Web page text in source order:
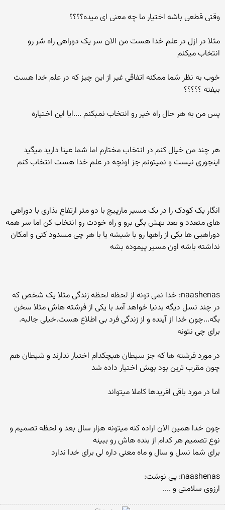
وقتی قطعی باشه اختیار ما چه معنی ای میده؟؟؟؟
مثلا در ازل در علم خدا هست من الان سر یک دوراهی راه شر رو
انتخاب میکنم
خوب به نظر شما ممکنه اتفاقی غیر از این چیز که در علم خدا هست
بیفته ؟؟؟؟؟
پس من به هر حال راه خیر رو انتخاب نمبکنم ....ایا این اختیاره
هر چند من خیال کنم در انتخاب مختارم اما شما عینا دارید میگید
اینجوری نیست و نمیتونم جز اونچه در علم خدا هست انتخاب کنم
انگار یک کودک را در یک مسیر مارپیچ با دو متر ارتفاع بذاری با دوراهی
های متعدد و بعد بهش بگی برو و راه خودت رو انتخاب کن اما سر همه
دوراهیی ها یکی از راهها رو با شیشه یا با هر چی مسدود کنی و امکان
نداشته باشه اون مسیر پیموده بشه
naashenas: خدا نمی تونه از لحظه لحظه زندگی مثلا یک شخص که
در چند نسل دیگه بدنیا خواهد آمد با یکی از فرشته هاش مثلا سخن
بگه...چون خدا از آینده و از زندگی فرد بی اطلاع هست.خیلی جالبه.
برای چی نتونه
در مورد فرشته ها که جز سیطان هیچکدام اختیار ندارند و شیطان هم
چون مقرب ترین بود بهش اختیار داده شد
اما در مورد باقی افریدها کاملا میتواند
چون خدا همین الان اراده کنه میتونه هزار سال بعد و لحظه تصمیم و
نوع تصمیم هر کدام از بنده هاش رو ببینه
برای شما نسل و سال و ماه معنی داره لی برای خدا ندارد
naashenas: پی نوشت:
ارزوی سلامتی و ....